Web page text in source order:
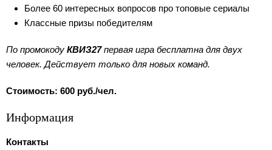
Более 60 интересных вопросов про топовые сериалы
Классные призы победителям
По промокоду КВИЗ27первая игра бесплатна для двух
человек. Действует только для новых команд.
Стоимость: 600 руб./чел.
Информация
Контакты